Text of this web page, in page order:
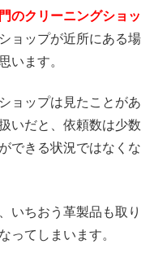
のクリーニングショッ
ョップが近所にある場
います。
ョップは見たことがあ
いだと、依頼数は少数
できる状況ではなくな
いちおう革製品も取り
ってしまいます。